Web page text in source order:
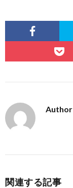
関連する記事